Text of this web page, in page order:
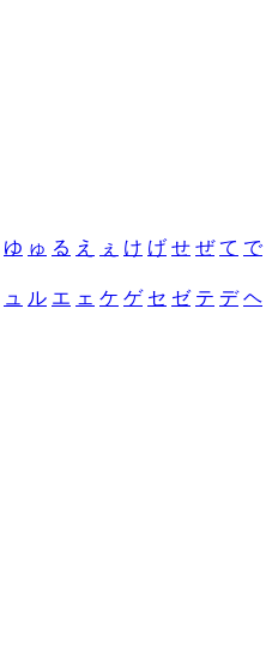
ゆ ゅ る え ぇ け げ せ ぜ て で
ュ ル エ ェ ケ ゲ セ ゼ テ デ ヘ